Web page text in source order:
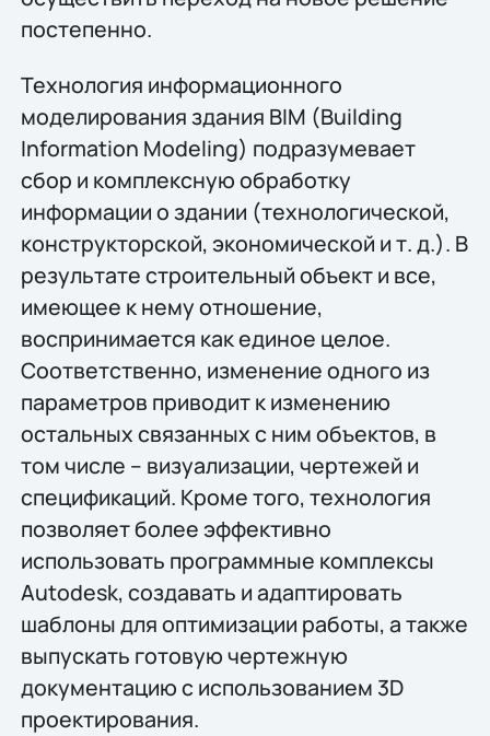
постепенно.
Технология информационного
моделирования здания BIM (Building
Information Modeling) подразумевает
сбор и комплексную обработку
информации о здании (технологической,
конструкторской, экономической и т. д.). В
результате строительный объект и все,
имеющее к нему отношение,
воспринимается как единое целое.
Соответственно, изменение одного из
параметров приводит к изменению
остальных связанных с ним объектов, в
том числе – визуализации, чертежей и
спецификаций. Кроме того, технология
позволяет более эффективно
использовать программные комплексы
Autodesk, создавать и адаптировать
шаблоны для оптимизации работы, а также
выпускать готовую чертежную
документацию с использованием 3D
проектирования.